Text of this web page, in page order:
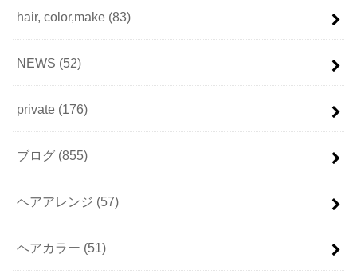
hair, color,make (83)
NEWS (52)
private (176)
ブログ (855)
ヘアアレンジ (57)
ヘアカラー (51)